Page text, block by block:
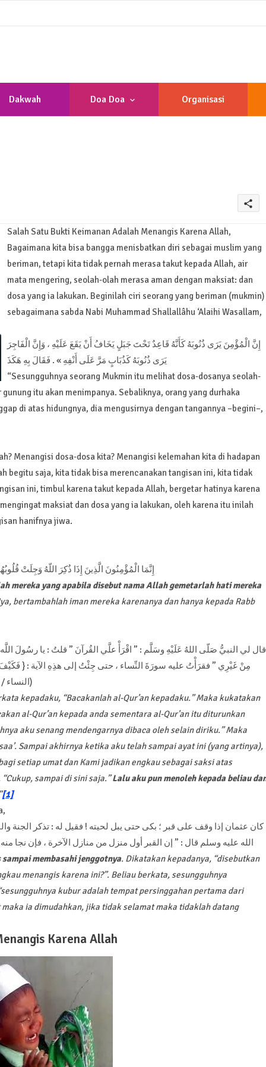
Dakwah Doa Doa Organisasi
share
Salah Satu Bukti Keimanan Adalah Menangis Karena Allah,
Bagaimana kita bisa bangga menisbatkan diri sebagai muslim yang
beriman, tetapi kita tidak pernah merasa takut kepada Allah, air
mata mengering, seolah-olah merasa aman dengan maksiat: dan
dosa yang ia lakukan. Beginilah ciri seorang yang beriman (mukmin)
sebagaimana sabda Nabi Muhammad Shallallâhu ‘Alaihi Wasallam,
إِنَّ الْمُؤْمِنَ يَرَى ذُنُوبَهُ كَأَنَّهُ قَاعِدٌ تَحْتَ جَبَلٍ يَخَافُ أَنْ يَقَعَ عَلَيْهِ ، وَإِنَّ الْفَاجِرَ
يَرَى ذُنُوبَهُ كَذُبَابٍ مَرَّ عَلَى أَنْفِهِ » . فَقَالَ بِهِ هَكَذَ
“Sesungguhnya seorang Mukmin itu melihat dosa-dosanya seolah-
itu akan menimpanya. Sebaliknya, orang yang durhaka
di atas hidungnya, dia mengusirnya dengan tangannya –begini–,
Menangisi dosa-dosa kita? Menangisi kelemahan kita di hadapan
begitu saja, kita tidak bisa merencanakan tangisan ini, kita tidak
ini, timbul karena takut kepada Allah, bergetar hatinya karena
maksiat dan dosa yang ia lakukan, oleh karena itu inilah
hanifnya jiwa.
إِنَّمَا الْمُؤْمِنُونَ الَّذِينَ إِذَا ذُكِرَ اللّهُ وَجِلَتْ
mereka yang apabila disebut nama Allah gemetarlah hati mereka
bertambahlah iman mereka karenanya dan hanya kepada Rabb
قال لي النبيُّ صَلّى اللهُ عَلَيْهِ وسَلَّم : ” اقْرَأْ علَّي القُرآنَ ” قلتُ : يا رسُولَ
مِنْ غَيْرِي ” فقرَأْتُ عليه سورَةَ النِّساء ، حتى جِئْتُ إلى هذِهِ الآية : {
النساء / 40 ] قال ” حَسْبُكَ الآن ” فَالْتَفَتَّ إِليْهِ ، فَإِذَا عِيْناهُ تَذْرِفانِ)
kepadaku, “Bacakanlah al-Qur’an kepadaku.” Maka kukatakan
al-Qur’an kepada anda sementara al-Qur’an itu diturunkan
aku senang mendengarnya dibaca oleh selain diriku.” Maka
Sampai akhirnya ketika aku telah sampai ayat ini (yang artinya),
setiap umat dan Kami jadikan engkau sebagai saksi atas
sampai di sini saja.”Lalu aku pun menoleh kepada beliau
[1]
كان عثمان إذا وقف على قبر ؛ بكى حتى يبل لحيته ! فقيل له : تذكر الجنة
الله عليه وسلم قال : ” إن القبر أول منزل من منازل الآخرة ، فإن نجا
membasahi jenggotnya. Dikatakan kepadanya, “disebutkan
menangis karena ini?”. Beliau berkata, sesungguhnya
kubur adalah tempat persinggahan pertama dari
ia dimudahkan, jika tidak selamat maka tidaklah datang
Karena Allah